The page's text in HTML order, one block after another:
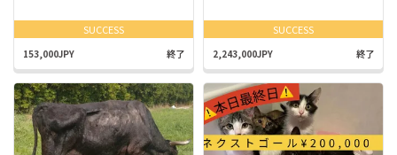
SUCCESS
153,000JPY 終了
SUCCESS
2,243,000JPY 終了